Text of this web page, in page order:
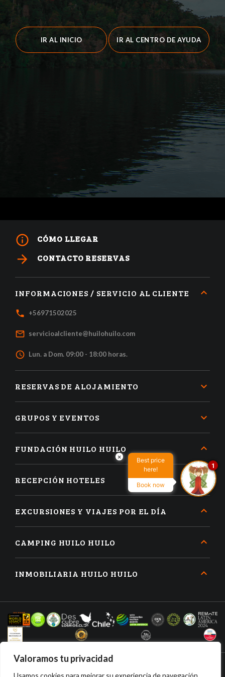
Valoramos tu privacidad
Usamos cookies para mejorar su experiencia de navegación,
IR AL INICIO IR AL CENTRO DE AYUDA
info_outline CÓMO LLEGAR
arrow_forward CONTACTO RESERVAS
INFORMACIONES / SERVICIO AL CLIENTE
local_phone +56971502025
mail_outline servicioalcliente@huilohuilo.com
access_time Lun. a Dom. 09:00 - 18:00 horas.
RESERVAS DE ALOJAMIENTO
GRUPOS Y EVENTOS
FUNDACIÓN HUILO HUILO
RECEPCIÓN HOTELES
EXCURSIONES Y VIAJES POR EL DÍA
CAMPING HUILO HUILO
INMOBILIARIA HUILO HUILO
×
Best price
here!
Book now
1